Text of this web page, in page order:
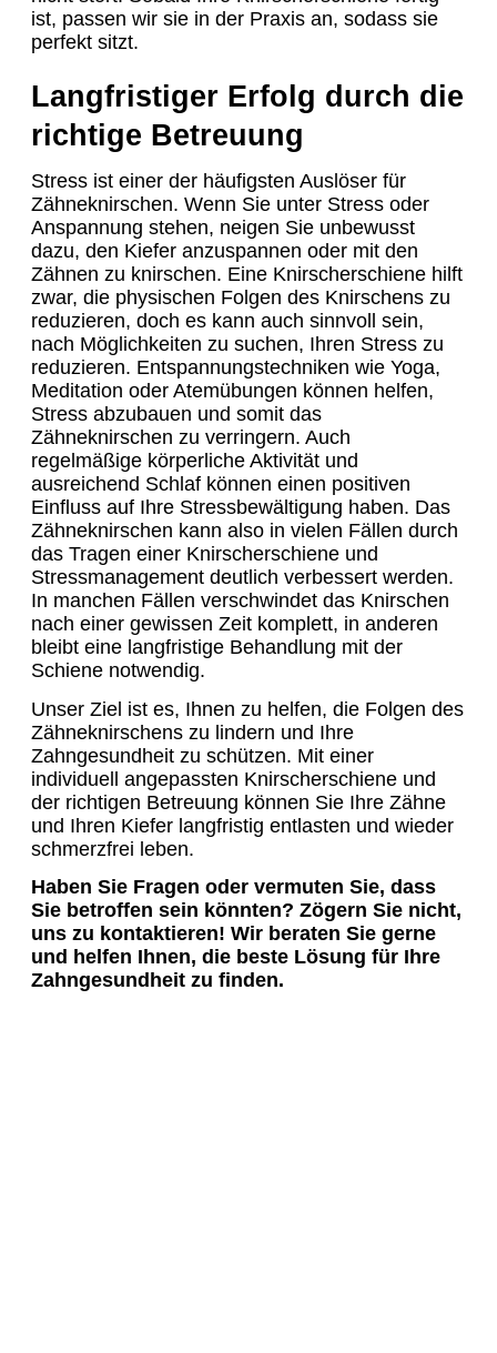
ist, passen wir sie in der Praxis an, sodass sie
perfekt sitzt.
Langfristiger Erfolg durch die
richtige Betreuung
Stress ist einer der häufigsten Auslöser für
Zähneknirschen. Wenn Sie unter Stress oder
Anspannung stehen, neigen Sie unbewusst
dazu, den Kiefer anzuspannen oder mit den
Zähnen zu knirschen. Eine Knirscherschiene hilft
zwar, die physischen Folgen des Knirschens zu
reduzieren, doch es kann auch sinnvoll sein,
nach Möglichkeiten zu suchen, Ihren Stress zu
reduzieren. Entspannungstechniken wie Yoga,
Meditation oder Atemübungen können helfen,
Stress abzubauen und somit das
Zähneknirschen zu verringern. Auch
regelmäßige körperliche Aktivität und
ausreichend Schlaf können einen positiven
Einfluss auf Ihre Stressbewältigung haben. Das
Zähneknirschen kann also in vielen Fällen durch
das Tragen einer Knirscherschiene und
Stressmanagement deutlich verbessert werden.
In manchen Fällen verschwindet das Knirschen
nach einer gewissen Zeit komplett, in anderen
bleibt eine langfristige Behandlung mit der
Schiene notwendig.
Unser Ziel ist es, Ihnen zu helfen, die Folgen des
Zähneknirschens zu lindern und Ihre
Zahngesundheit zu schützen. Mit einer
individuell angepassten Knirscherschiene und
der richtigen Betreuung können Sie Ihre Zähne
und Ihren Kiefer langfristig entlasten und wieder
schmerzfrei leben.
Haben Sie Fragen oder vermuten Sie, dass
Sie betroffen sein könnten? Zögern Sie nicht,
uns zu kontaktieren! Wir beraten Sie gerne
und helfen Ihnen, die beste Lösung für Ihre
Zahngesundheit zu finden.